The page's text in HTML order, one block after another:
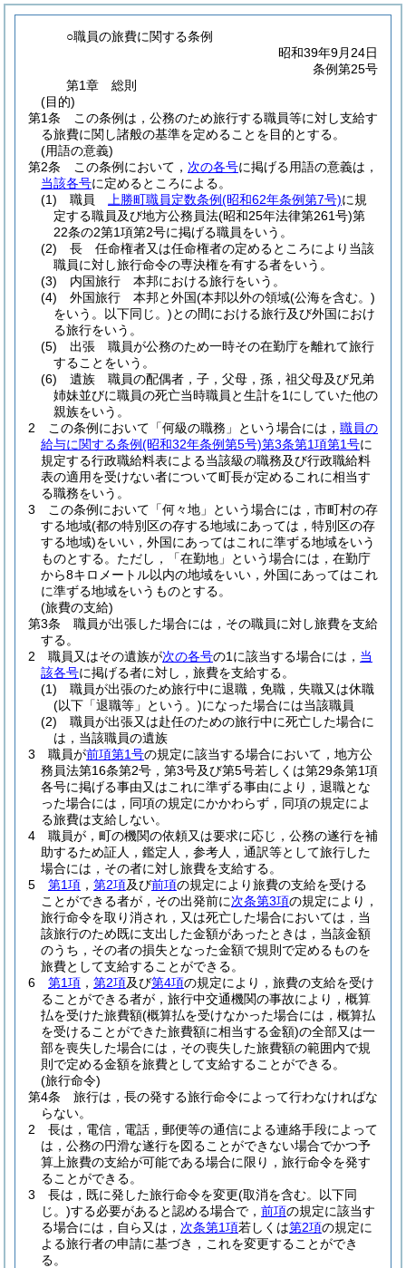
○職員の旅費に関する条例
昭和39年9月24日
条例第25号
第1章
総則
(目的)
第1条
この条例は，公務のため旅行する職員等に対し支給す
る旅費に関し諸般の基準を定めることを目的とする。
(用語の意義)
第2条
この条例において， 次の各号に掲げる用語の意義は，
当該各号に定めるところによる。
(1)
職員 上勝町職員定数条例(昭和62年条例第7号)に規
定する職員及び地方公務員法(昭和25年法律第261号)第
22条の2第1項第2号に掲げる職員をいう。
(2)
長 任命権者又は任命権者の定めるところにより当該
職員に対し旅行命令の専決権を有する者をいう。
(3)
内国旅行 本邦における旅行をいう。
(4)
外国旅行 本邦と外国(本邦以外の領域(公海を含む。)
をいう。以下同じ。)との間における旅行及び外国におけ
る旅行をいう。
(5)
出張 職員が公務のため一時その在勤庁を離れて旅行
することをいう。
(6)
遺族 職員の配偶者，子，父母，孫，祖父母及び兄弟
姉妹並びに職員の死亡当時職員と生計を1にしていた他の
親族をいう。
2
この条例において「何級の職務」という場合には， 職員の
給与に関する条例(昭和32年条例第5号)第3条第1項第1号に
規定する行政職給料表による当該級の職務及び行政職給料
表の適用を受けない者について町長が定めるこれに相当す
る職務をいう。
3
この条例において「何々地」という場合には，市町村の存
する地域(都の特別区の存する地域にあっては，特別区の存
する地域)をいい，外国にあってはこれに準ずる地域をいう
ものとする。 ただし，「在勤地」という場合には，在勤庁
から8キロメートル以内の地域をいい，外国にあってはこれ
に準ずる地域をいうものとする。
(旅費の支給)
第3条
職員が出張した場合には，その職員に対し旅費を支給
する。
2
職員又はその遺族が次の各号の1に該当する場合には， 当
該各号に掲げる者に対し，旅費を支給する。
(1)
職員が出張のため旅行中に退職，免職，失職又は休職
(以下「退職等」という。)になった場合には当該職員
(2)
職員が出張又は赴任のための旅行中に死亡した場合に
は，当該職員の遺族
3
職員が前項第1号の規定に該当する場合において，地方公
務員法第16条第2号，第3号及び第5号若しくは第29条第1項
各号に掲げる事由又はこれに準ずる事由により，退職とな
った場合には，同項の規定にかかわらず，同項の規定によ
る旅費は支給しない。
4
職員が，町の機関の依頼又は要求に応じ，公務の遂行を補
助するため証人，鑑定人，参考人，通訳等として旅行した
場合には，その者に対し旅費を支給する。
5
第1項 ， 第2項及び前項の規定により旅費の支給を受ける
ことができる者が，その出発前に次条第3項の規定により，
旅行命令を取り消され，又は死亡した場合においては，当
該旅行のため既に支出した金額があったときは，当該金額
のうち，その者の損失となった金額で規則で定めるものを
旅費として支給することができる。
6
第1項 ， 第2項及び第4項の規定により，旅費の支給を受け
ることができる者が，旅行中交通機関の事故により，概算
払を受けた旅費額(概算払を受けなかった場合には，概算払
を受けることができた旅費額に相当する金額)の全部又は一
部を喪失した場合には，その喪失した旅費額の範囲内で規
則で定める金額を旅費として支給することができる。
(旅行命令)
第4条
旅行は，長の発する旅行命令によって行わなければな
らない。
2
長は，電信，電話，郵便等の通信による連絡手段によって
は，公務の円滑な遂行を図ることができない場合でかつ予
算上旅費の支給が可能である場合に限り，旅行命令を発す
ることができる。
3
長は，既に発した旅行命令を変更(取消を含む。以下同
じ。)する必要があると認める場合で， 前項の規定に該当す
る場合には，自ら又は， 次条第1項若しくは第2項の規定に
よる旅行者の申請に基づき，これを変更することができ
る。